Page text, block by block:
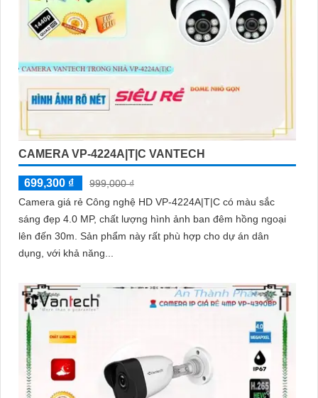
CAMERA VP-4224A|T|C VANTECH
699,300 ₫
999,000 ₫
Camera giá rẻ Công nghệ HD VP-4224A|T|C có màu sắc
sáng đẹp 4.0 MP, chất lượng hình ảnh ban đêm hồng ngoại
lên đến 30m. Sản phẩm này rất phù hợp cho dự án dân
dụng, với khả năng...